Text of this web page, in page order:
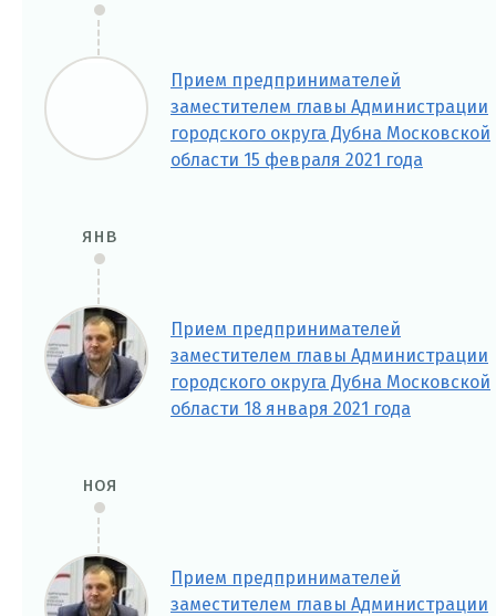
Прием предпринимателей
заместителем главы Администрации
городского округа Дубна Московской
области 15 февраля 2021 года
янв
Прием предпринимателей
заместителем главы Администрации
городского округа Дубна Московской
области 18 января 2021 года
ноя
Прием предпринимателей
заместителем главы Администрации